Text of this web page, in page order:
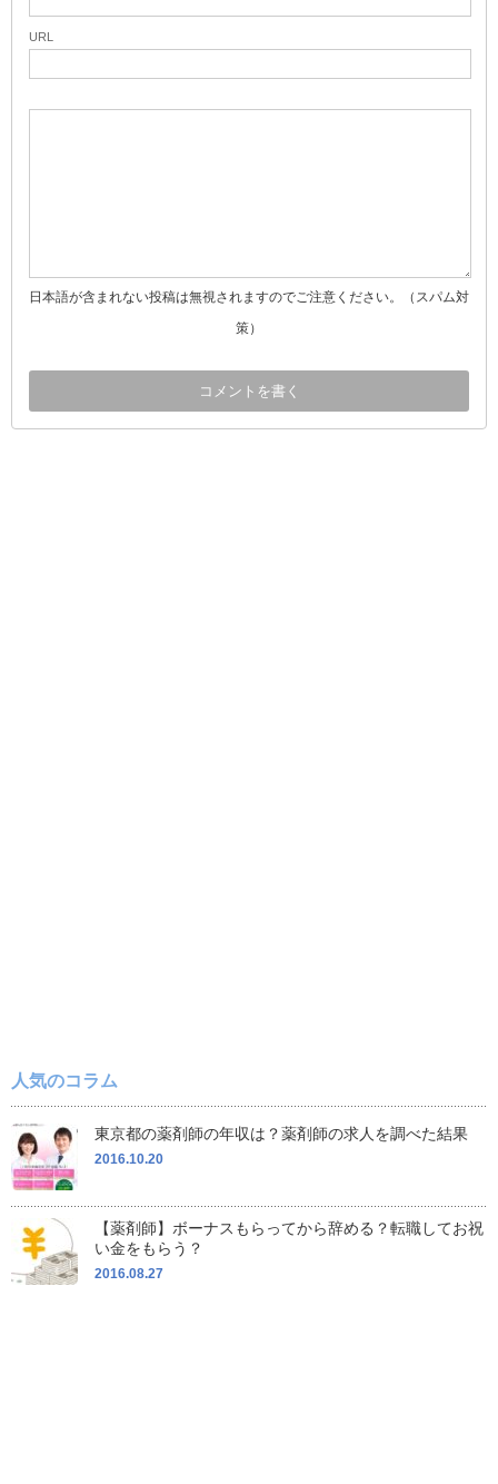
URL
日本語が含まれない投稿は無視されますのでご注意ください。（スパム対
策）
人気のコラム
東京都の薬剤師の年収は？薬剤師の求人を調べた結果
2016.10.20
【薬剤師】ボーナスもらってから辞める？転職してお祝
い金をもらう？
2016.08.27